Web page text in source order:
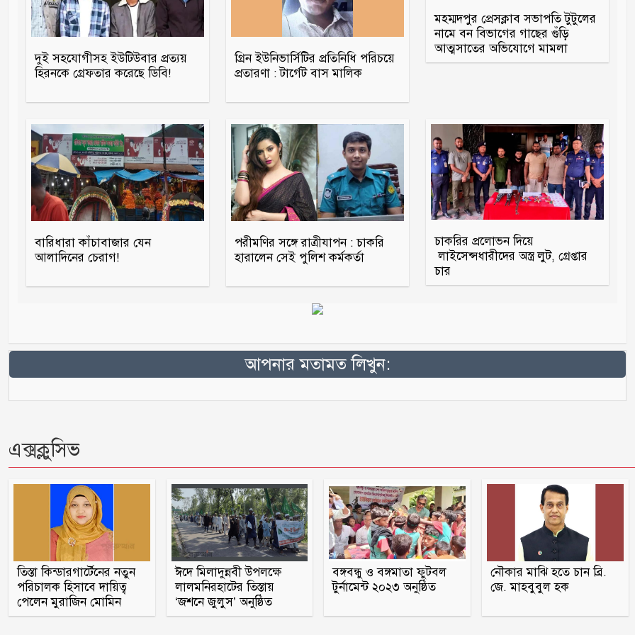
দুই সহযোগীসহ ইউটিউবার প্রত্যয়
হিরনকে গ্রেফতার করেছে ডিবি!
গ্রিন ইউনিভার্সিটির প্রতিনিধি পরিচয়ে
প্রতারণা : টার্গেট বাস মালিক
মহম্মদপুর প্রেসক্লাব সভাপতি টুটুলের
নামে বন বিভাগের গাছের গুঁড়ি
আত্মসাতের অভিযোগে মামলা
বারিধারা কাঁচাবাজার যেন
আলাদিনের চেরাগ!
পরীমণির সঙ্গে রাত্রীযাপন : চাকরি
হারালেন সেই পুলিশ কর্মকর্তা
চাকরির প্রলোভন দিয়ে
লাইসেন্সধারীদের অস্ত্র লুট, গ্রেপ্তার
চার
আপনার মতামত লিখুন:
এক্সক্লুসিভ
তিস্তা কিন্ডারগার্টেনের নতুন
পরিচালক হিসাবে দায়িত্ব
পেলেন মুরাজিন মোমিন
ঈদে মিলাদুন্নবী উপলক্ষে
লালমনিরহাটের তিস্তায়
‘জশনে জুলুস’ অনুষ্ঠিত
বঙ্গবন্ধু ও বঙ্গমাতা ফুটবল
টুর্নামেন্ট ২০২৩ অনুষ্ঠিত
নৌকার মাঝি হতে চান ব্রি.
জে. মাহবুবুল হক